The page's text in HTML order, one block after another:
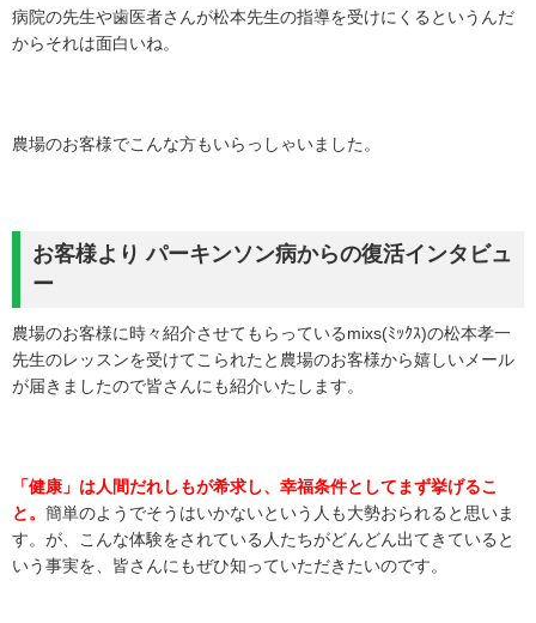
病院の先生や歯医者さんが松本先生の指導を受けにくるというんだ
からそれは面白いね。
農場のお客様でこんな方もいらっしゃいました。
お客様より パーキンソン病からの復活インタビュ
ー
農場のお客様に時々紹介させてもらっているmixs(ﾐｯｸｽ)の松本孝一
先生のレッスンを受けてこられたと農場のお客様から嬉しいメール
が届きましたので皆さんにも紹介いたします。
「健康」は人間だれしもが希求し、幸福条件としてまず挙げるこ
と。 簡単のようでそうはいかないという人も大勢おられると思いま
す。が、こんな体験をされている人たちがどんどん出てきていると
いう事実を、皆さんにもぜひ知っていただきたいのです。